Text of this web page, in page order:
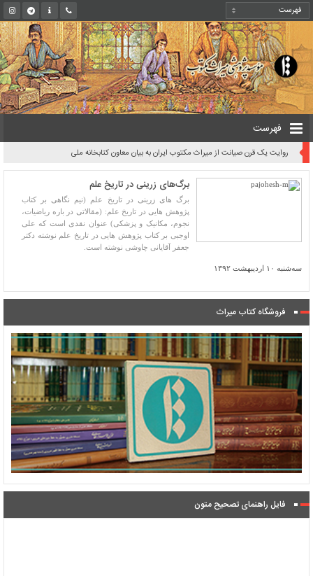
فهرست
روایت یک قرن صیانت از میراث مکتوب ایران به بیان معاون کتابخانه ملی
برگ‌های زرینی در تاریخ علم
برگ های زرینی در تاریخ علم (نیم نگاهی بر کتاب
پژوهش هایى در تاریخ علم: (مقالاتى در باره ریاضیات،
نجوم، مکانیک و پزشکى) عنوان نقدی است که علی
اوجبی بر کتاب پژوهش هایی در تاریخ علم نوشته دکتر
جعفر آقایانی چاوشی نوشته است.
سه‌شنبه ۱۰ اردیبهشت ۱۳۹۲
فروشگاه کتاب میراث
فایل راهنمای تصحیح متون